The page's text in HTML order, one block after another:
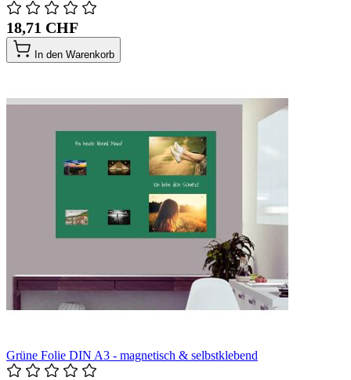
18,71 CHF
In den Warenkorb
Grüne Folie DIN A3 - magnetisch & selbstklebend